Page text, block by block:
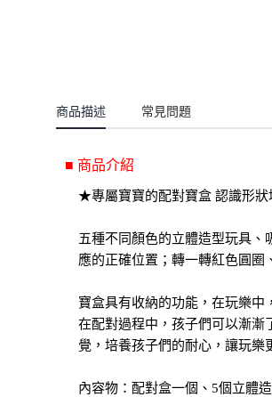
商品描述 常見問題
■ 商品介紹
★專屬寶寶的配對寶盒 認識形
五種不同顏色的立體造型玩具
應的正確位置；轉一轉紅色圓圈
寶盒具有收納的功能，在玩樂
在配對過程中，孩子們可以漸漸
覺，培養孩子們的耐心，讓玩樂
內容物：配對盒一個、5個立體